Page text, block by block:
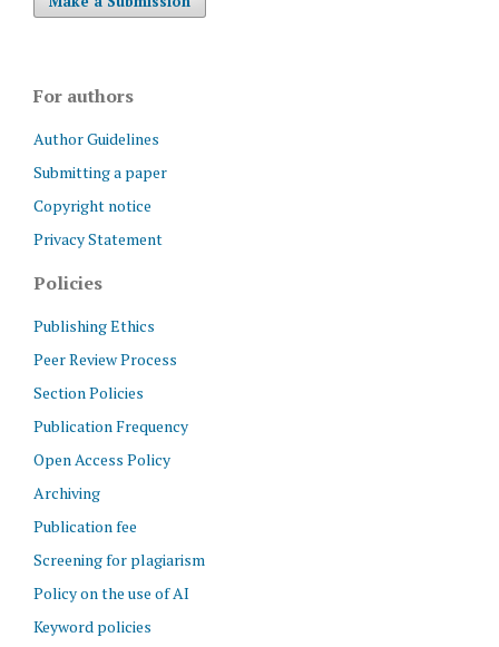
For authors
Author Guidelines
Submitting a paper
Copyright notice
Privacy Statement
Policies
Publishing Ethics
Peer Review Process
Section Policies
Publication Frequency
Open Access Policy
Archiving
Publication fee
Screening for plagiarism
Policy on the use of AI
Keyword policies